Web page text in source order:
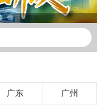
广东 广州